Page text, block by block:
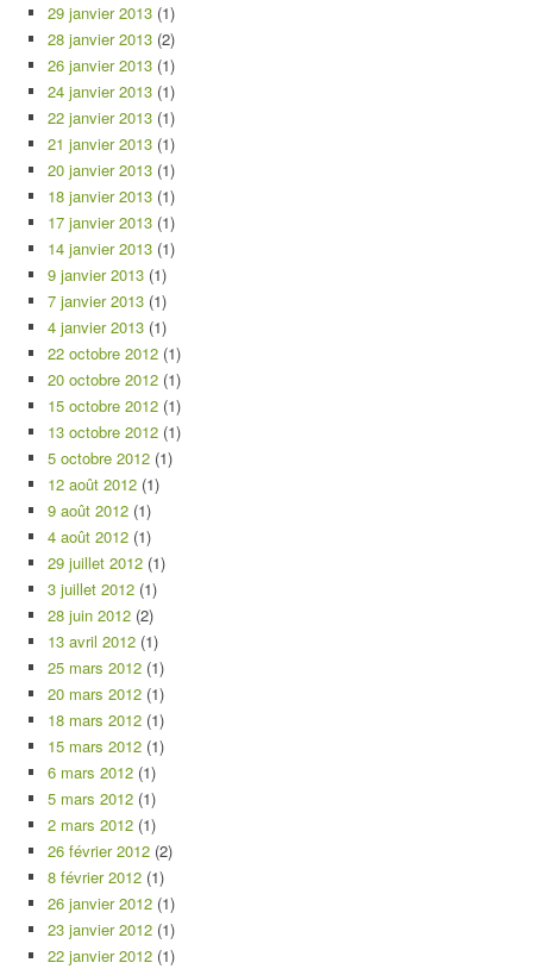
29 janvier 2013 (1)
28 janvier 2013 (2)
26 janvier 2013 (1)
24 janvier 2013 (1)
22 janvier 2013 (1)
21 janvier 2013 (1)
20 janvier 2013 (1)
18 janvier 2013 (1)
17 janvier 2013 (1)
14 janvier 2013 (1)
9 janvier 2013 (1)
7 janvier 2013 (1)
4 janvier 2013 (1)
22 octobre 2012 (1)
20 octobre 2012 (1)
15 octobre 2012 (1)
13 octobre 2012 (1)
5 octobre 2012 (1)
12 août 2012 (1)
9 août 2012 (1)
4 août 2012 (1)
29 juillet 2012 (1)
3 juillet 2012 (1)
28 juin 2012 (2)
13 avril 2012 (1)
25 mars 2012 (1)
20 mars 2012 (1)
18 mars 2012 (1)
15 mars 2012 (1)
6 mars 2012 (1)
5 mars 2012 (1)
2 mars 2012 (1)
26 février 2012 (2)
8 février 2012 (1)
26 janvier 2012 (1)
23 janvier 2012 (1)
22 janvier 2012 (1)